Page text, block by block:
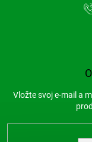
Vložte svoj e-mail a